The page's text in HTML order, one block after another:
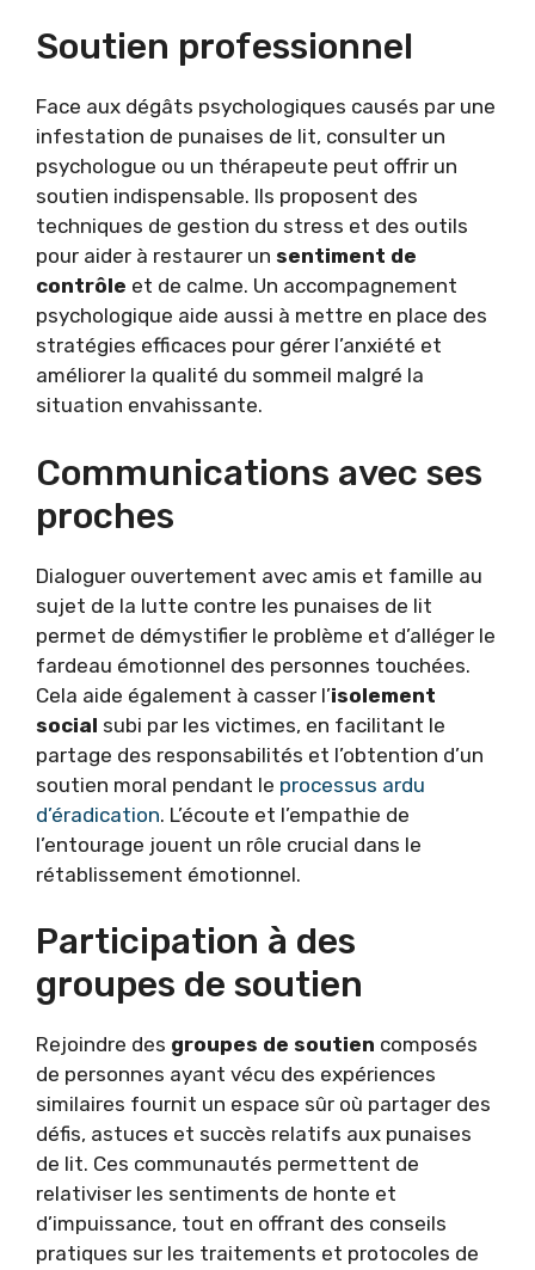
Soutien professionnel
Face aux dégâts psychologiques causés par une
infestation de punaises de lit, consulter un
psychologue ou un thérapeute peut offrir un
soutien indispensable. Ils proposent des
techniques de gestion du stress et des outils
pour aider à restaurer un sentiment de
contrôle et de calme. Un accompagnement
psychologique aide aussi à mettre en place des
stratégies efficaces pour gérer l’anxiété et
améliorer la qualité du sommeil malgré la
situation envahissante.
Communications avec ses
proches
Dialoguer ouvertement avec amis et famille au
sujet de la lutte contre les punaises de lit
permet de démystifier le problème et d’alléger le
fardeau émotionnel des personnes touchées.
Cela aide également à casser l’isolement
social subi par les victimes, en facilitant le
partage des responsabilités et l’obtention d’un
soutien moral pendant le processus ardu
d’éradication. L’écoute et l’empathie de
l’entourage jouent un rôle crucial dans le
rétablissement émotionnel.
Participation à des
groupes de soutien
Rejoindre des groupes de soutien composés
de personnes ayant vécu des expériences
similaires fournit un espace sûr où partager des
défis, astuces et succès relatifs aux punaises
de lit. Ces communautés permettent de
relativiser les sentiments de honte et
d’impuissance, tout en offrant des conseils
pratiques sur les traitements et protocoles de